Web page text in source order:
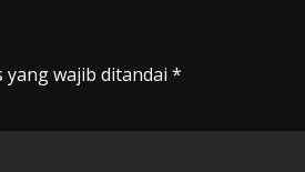
yang wajib ditandai *